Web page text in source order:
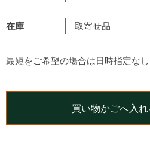
在庫 取寄せ品
最短をご希望の場合は日時指定なし